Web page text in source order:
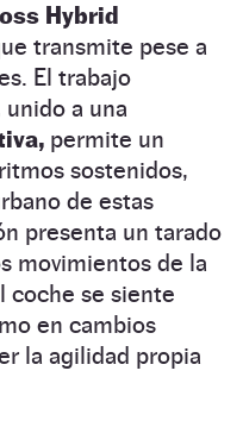
Hybrid
transmite pese a
El trabajo
a una
permite un
sostenidos,
de estas
presenta un tarado
movimientos de la
coche se siente
en cambios
la agilidad propia